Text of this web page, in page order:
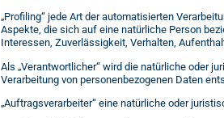
„Profiling“ jede Art der automatisierten
Aspekte, die sich auf eine natürliche Person
Interessen, Zuverlässigkeit, Verhalten,
Als „Verantwortlicher“ wird die natürliche oder
Verarbeitung von personenbezogenen Daten
„Auftragsverarbeiter“ eine natürliche oder